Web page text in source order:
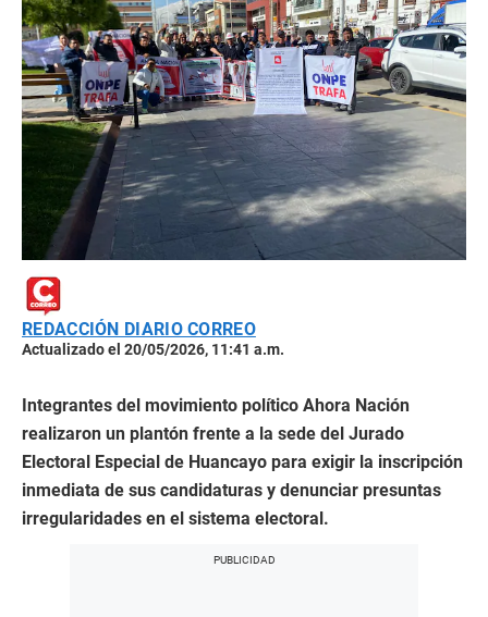
REDACCIÓN DIARIO CORREO
Actualizado el 20/05/2026, 11:41 a.m.
Integrantes del movimiento político Ahora Nación
realizaron un plantón frente a la sede del Jurado
Electoral Especial de Huancayo para exigir la inscripción
inmediata de sus candidaturas y denunciar presuntas
irregularidades en el sistema electoral.